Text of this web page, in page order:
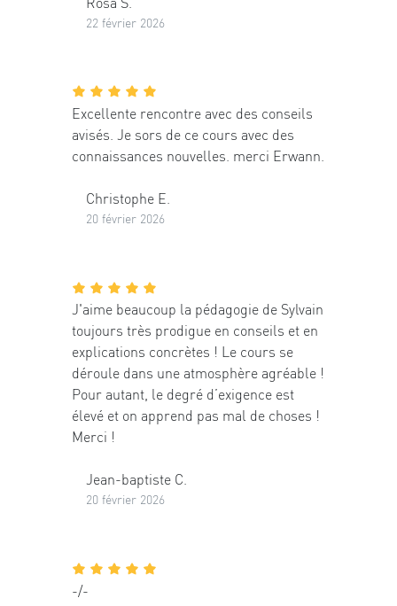
22 février 2026
Excellente rencontre avec des conseils
avisés. Je sors de ce cours avec des
connaissances nouvelles. merci Erwann.
Christophe E.
20 février 2026
J'aime beaucoup la pédagogie de Sylvain
toujours très prodigue en conseils et en
explications concrètes ! Le cours se
déroule dans une atmosphère agréable !
Pour autant, le degré d’exigence est
élevé et on apprend pas mal de choses !
Merci !
Jean-baptiste C.
20 février 2026
-/-